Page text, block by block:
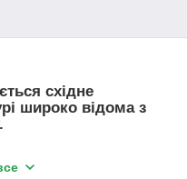
східне
широко відома з
клімату, стебло